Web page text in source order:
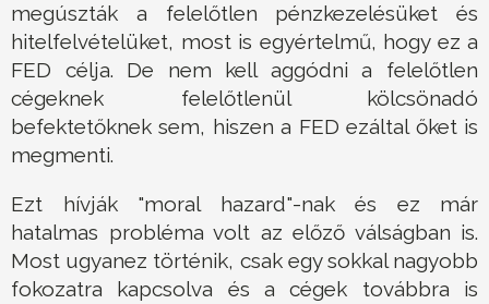
megúszták a felelőtlen pénzkezelésüket és
hitelfelvételüket, most is egyértelmű, hogy ez a
FED célja. De nem kell aggódni a felelőtlen
cégeknek felelőtlenül kölcsönadó
befektetőknek sem, hiszen a FED ezáltal őket is
megmenti.
Ezt hívják "moral hazard"-nak és ez már
hatalmas probléma volt az előző válságban is.
Most ugyanez történik, csak egy sokkal nagyobb
fokozatra kapcsolva és a cégek továbbra is